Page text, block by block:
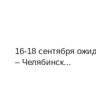
16-18 сентября
– Челябинск...